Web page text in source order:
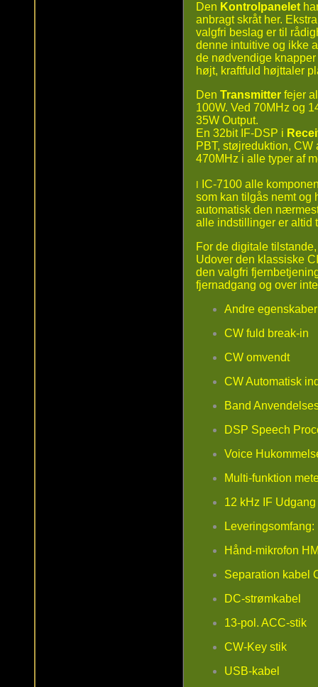
Den Kontrolpanelet
anbragt skråt her.
valgfri beslag er til
denne intuitive og ikke
de nødvendige
højt, kraftfuld højttaler
Den Transmitterfejer
100W. Ved 70MHz og
35W Output.
En 32bit IF-DSP i
PBT, støjreduktion,
470MHz i alle typer af
IC-7100 alle
som kan tilgås nemt og
automatisk den
alle indstillinger er altid
For de digitale
Udover den klassiske
den valgfri
fjernadgang og over
Andre
CW fuld break-in
CW omvendt
CW Automatisk
Band
DSP Speech
Voice
Multi-funktion
12 kHz IF
Leveringsomfang:
Hånd-mikrofon
Separation kabel
DC-strømkabel
13-pol. ACC-stik
CW-Key stik
USB-kabel